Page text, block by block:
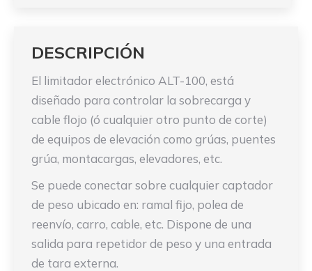
DESCRIPCIÓN
El limitador electrónico ALT-100, está
diseñado para controlar la sobrecarga y
cable flojo (ó cualquier otro punto de corte)
de equipos de elevación como grúas, puentes
grúa, montacargas, elevadores, etc.
Se puede conectar sobre cualquier captador
de peso ubicado en: ramal fijo, polea de
reenvío, carro, cable, etc. Dispone de una
salida para repetidor de peso y una entrada
de tara externa.